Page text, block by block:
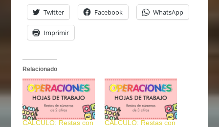
Twitter Facebook WhatsApp
Imprimir
Relacionado
CÁLCULO: Restas con
CÁLCULO: Restas con